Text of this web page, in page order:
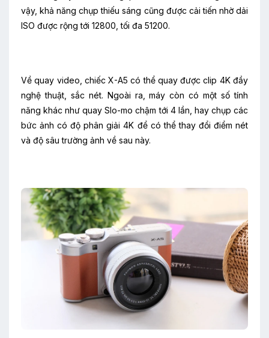
vậy, khả năng chụp thiếu sáng cũng được cải tiến nhờ dải
ISO được rộng tới 12800, tối đa 51200.
Về quay video, chiếc X-A5 có thể quay được clip 4K đầy
nghệ thuật, sắc nét. Ngoài ra, máy còn có một số tính
năng khác như quay Slo-mo chậm tới 4 lần, hay chụp các
bức ảnh có độ phân giải 4K để có thể thay đổi điểm nét
và độ sâu trường ảnh về sau này.